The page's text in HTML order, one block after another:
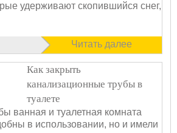
удерживают скопившийся снег,
Читать далее
Как закрыть
канализационные трубы в
туалете
ванная и туалетная комната
в использовании, но и имели